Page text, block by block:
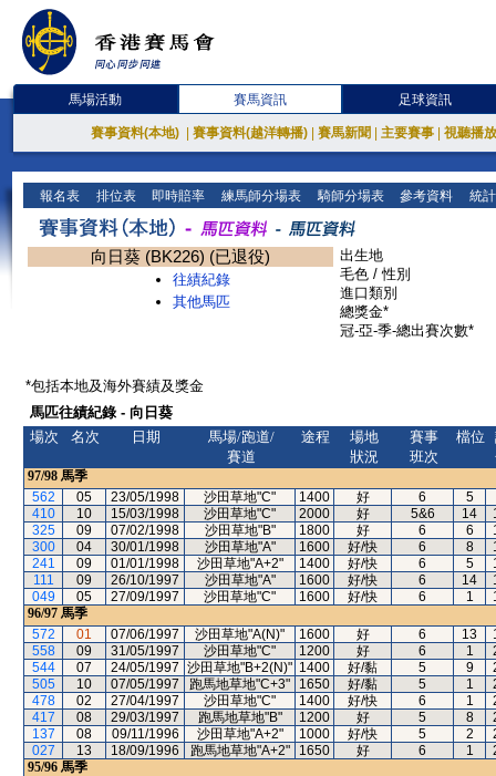
馬場活動 賽馬資訊 足球資訊
賽事資料(本地) 賽事資料(越洋轉播) 賽馬新聞 主要賽事 視聽播
報名表 排位表 即時賠率 練馬師分場表 騎師分場表 參考資料 統
向日葵 (BK226) (已退役)
往績紀錄
其他馬匹
出生地
毛色 / 性別
進口類別
總獎金*
冠-亞-季-總出賽次數*
*包括本地及海外賽績及獎金
馬匹往績紀錄 - 向日葵
場次
名次 日期
馬場/跑道/
賽道
途程
場地
狀況
賽事
班次
檔位
97/98 馬季
562
05 23/05/1998 沙田草地"C" 1400 好 6
5
410
10 15/03/1998 沙田草地"C" 2000 好 5&6 14
325
09 07/02/1998 沙田草地"B" 1800 好 6 6
300
04 30/01/1998 沙田草地"A" 1600 好/快 6 8
241
09 01/01/1998 沙田草地"A+2" 1400 好/快 6 5
111
09 26/10/1997 沙田草地"A" 1600 好/快 6 14
049
05 27/09/1997 沙田草地"C" 1600 好/快 6 1
96/97 馬季
572
01 07/06/1997 沙田草地"A(N)" 1600 好 6 13
558
09 31/05/1997 沙田草地"C" 1200 好 6 1
544
07 24/05/1997 沙田草地"B+2(N)" 1400 好/黏 5 9
505
10 07/05/1997 跑馬地草地"C+3" 1650 好/黏 5 1
478
02 27/04/1997 沙田草地"C" 1400 好/快 6 1
417
08 29/03/1997 跑馬地草地"B" 1200 好 5 8
137
08 09/11/1996 沙田草地"A+2" 1000 好/快 5 2
027
13 18/09/1996 跑馬地草地"A+2" 1650 好 6 1
95/96 馬季